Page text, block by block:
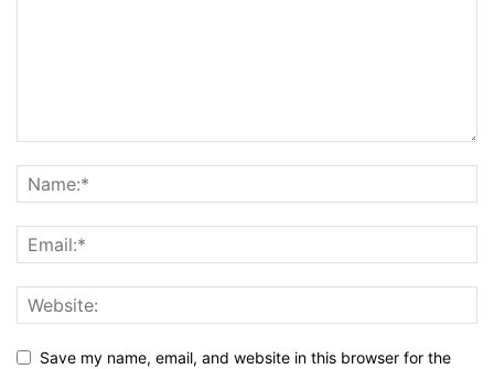
Save my name, email, and website in this browser for the